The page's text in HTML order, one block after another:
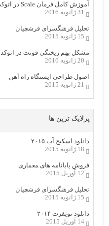
آموزش کامل فرمان Scale در اتوکد
31 ژانویه 2016
تحلیل فرهنگسرای فرشچیان
15 ژانویه 2015
مشکل بهم ریختگی فونت در اتوکد
20 ژانویه 2016
اصول طراحي ایستگاه راه آهن
21 ژانویه 2015
پرلایک ترین ها
دانلود اسکیچ آپ ۲۰۱۵
18 ژانویه 2015
فروش پایانامه های معماری
12 آوریل 2015
تحلیل فرهنگسرای فرشچیان
15 ژانویه 2015
دانلود نویفرت ۲۰۱۴
14 آوریل 2015